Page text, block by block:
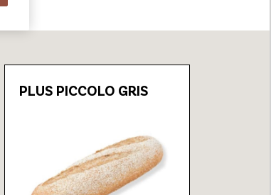
PLUS PICCOLO GRIS